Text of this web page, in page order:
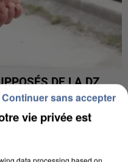
DE LA DZ
vie privée est
data processing based on
Continuer sans accepter